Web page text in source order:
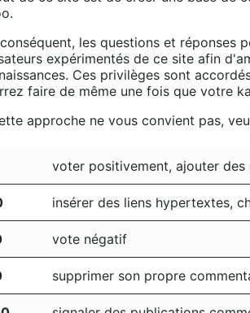
les questions et réponses
expérimentés de ce site afin
Ces privilèges sont
faire de même une fois que votre
approche ne vous convient pas,
voter positivement, ajouter des
insérer des liens hypertextes,
vote négatif
supprimer son propre